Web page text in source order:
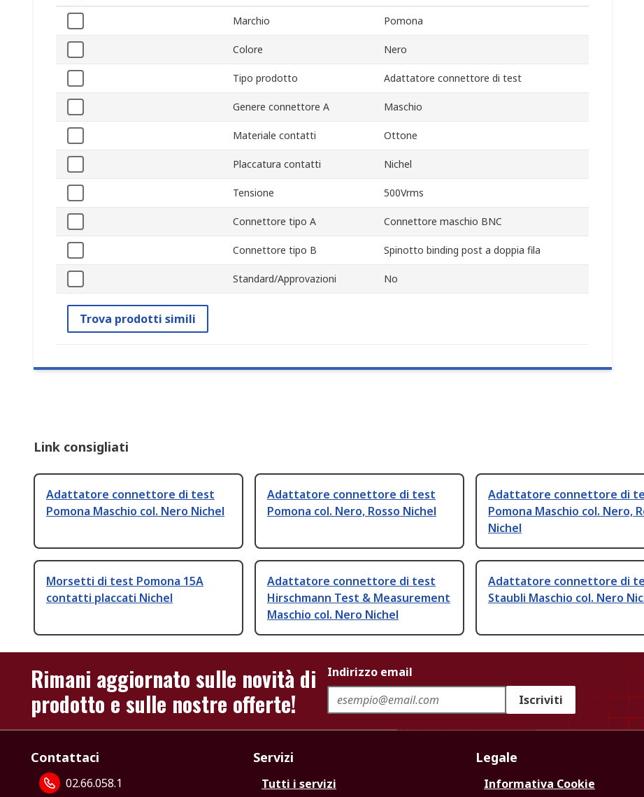
Marchio Pomona
Colore Nero
Tipo prodotto Adattatore connettore di test
Genere connettore A Maschio
Materiale contatti Ottone
Placcatura contatti Nichel
Tensione 500Vrms
Connettore tipo A Connettore maschio BNC
Connettore tipo B Spinotto binding post a doppia fila
Standard/Approvazioni No
Trova prodotti simili
Link consigliati
Adattatore connettore di test
Pomona Maschio col. Nero Nichel
Adattatore connettore di test
Pomona col. Nero, Rosso Nichel
Adattatore connettore di
Pomona Maschio col. Nero,
Nichel
Morsetti di test Pomona 15A
contatti placcati Nichel
Adattatore connettore di test
Hirschmann Test & Measurement
Maschio col. Nero Nichel
Adattatore connettore di
Staubli Maschio col. Nero
Rimani aggiornato sulle novità di
prodotto e sulle nostre offerte!
Indirizzo email
Iscriviti
Contattaci
02.66.058.1
Servizi
Tutti i servizi
Legale
Informativa Cookie